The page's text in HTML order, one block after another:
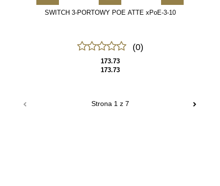
SWITCH 3-PORTOWY POE ATTE xPoE-3-10
(0)
173.73
173.73